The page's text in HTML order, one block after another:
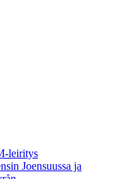
Joensuussa ja